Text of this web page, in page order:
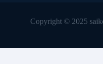
Copyright © 2025